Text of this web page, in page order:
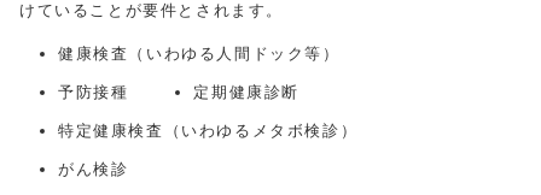
けていることが要件とされます。
健康検査（いわゆる人間ドック等）
予防接種 定期健康診断
特定健康検査（いわゆるメタボ検診）
がん検診